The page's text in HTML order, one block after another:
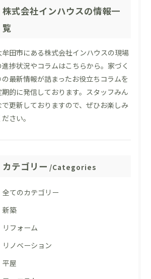
株式会社インハウスの情報一
覧
牟田市にある株式会社インハウスの現場
進捗状況やコラムはこちらから。家づく
の最新情報が詰まったお役立ちコラムを
期的に発信しております。スタッフみん
で更新しておりますので、ぜひお楽しみ
ださい。
カテゴリー Categories
全てのカテゴリー
新築
リフォーム
リノベーション
平屋